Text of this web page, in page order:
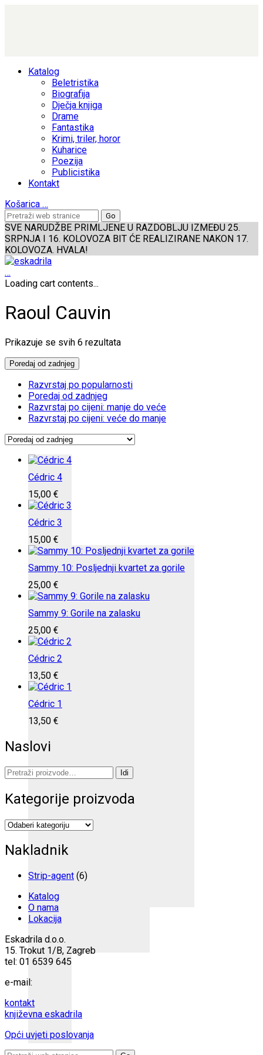
Katalog
Beletristika
Biografija
Dječja knjiga
Drame
Fantastika
Krimi, triler, horor
Kuharice
Poezija
Publicistika
Kontakt
Košarica …
SVE NARUDŽBE PRIMLJENE U RAZDOBLJU IZMEĐU 25.
SRPNJA I 16. KOLOVOZA BIT ĆE REALIZIRANE NAKON 17.
KOLOVOZA. HVALA!
…
Loading cart contents...
Raoul Cauvin
Prikazuje se svih 6 rezultataPoredano
Poredaj od zadnjeg
Razvrstaj po popularnosti
Poredaj od zadnjeg
Razvrstaj po cijeni: manje do veće
Razvrstaj po cijeni: veće do manje
Cédric 4
15,00 €
Cédric 3
15,00 €
Sammy 10: Posljednji kvartet za gorile
25,00 €
Sammy 9: Gorile na zalasku
25,00 €
Cédric 2
13,50 €
Cédric 1
13,50 €
Naslovi
Pretraži: Idi
Kategorije proizvoda
Nakladnik
Strip-agent (6)
Katalog
O nama
Lokacija
Eskadrila d.o.o.
15. Trokut 1/B, Zagreb
tel: 01 6539 645
e-mail:
kontakt
književna eskadrila
Opći uvjeti poslovanja